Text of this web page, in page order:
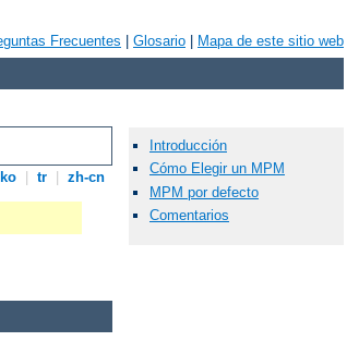
Frecuentes Glosario Mapa de este sitio web
ko tr zh-cn
Introducción
Cómo Elegir un MPM
MPM por defecto
Comentarios